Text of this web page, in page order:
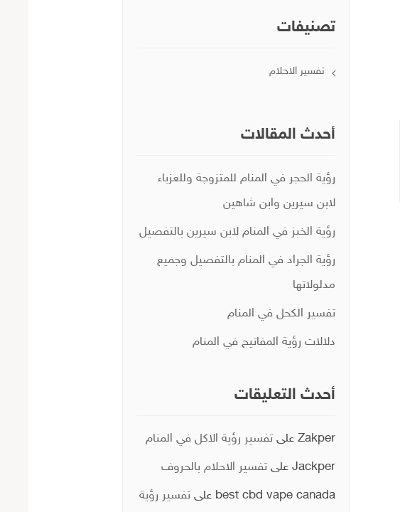
تصنيفات
تفسير الاحلام
أحدث المقالات
رؤية الحجر في المنام للمتزوجة وللعزباء
لابن سيرين وابن شاهين
رؤية الخبز في المنام لابن سيرين بالتفصيل
رؤية الجراد في المنام بالتفصيل وجميع
مدلولاتها
تفسير الكحل في المنام
دلالات رؤية المفاتيح في المنام
أحدث التعليقات
Zakperعلى تفسير رؤية الاكل في المنام
Jackperعلى تفسير الاحلام بالحروف
best cbd vape canada على تفسير رؤية